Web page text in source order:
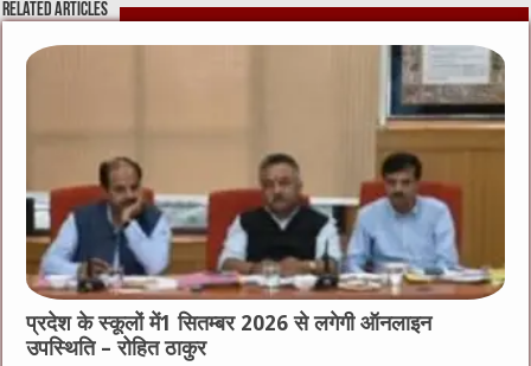
Related Articles
प्रदेश के स्कूलों में1 सितम्बर 2026 से लगेगी ऑनलाइन
उपस्थिति – रोहित ठाकुर